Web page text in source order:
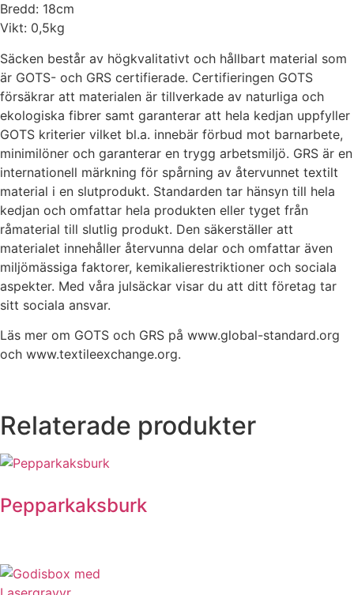
Bredd: 18cm
Vikt: 0,5kg
Säcken består av högkvalitativt och hållbart material som
är GOTS- och GRS certifierade. Certifieringen GOTS
försäkrar att materialen är tillverkade av naturliga och
ekologiska fibrer samt garanterar att hela kedjan uppfyller
GOTS kriterier vilket bl.a. innebär förbud mot barnarbete,
minimilöner och garanterar en trygg arbetsmiljö. GRS är en
internationell märkning för spårning av återvunnet textilt
material i en slutprodukt. Standarden tar hänsyn till hela
kedjan och omfattar hela produkten eller tyget från
råmaterial till slutlig produkt. Den säkerställer att
materialet innehåller återvunna delar och omfattar även
miljömässiga faktorer, kemikalierestriktioner och sociala
aspekter. Med våra julsäckar visar du att ditt företag tar
sitt sociala ansvar.
Läs mer om GOTS och GRS på www.global-standard.org
och www.textileexchange.org.
Relaterade produkter
Pepparkaksburk